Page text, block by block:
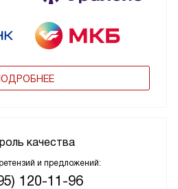
качества
и предложений:
120-11-96